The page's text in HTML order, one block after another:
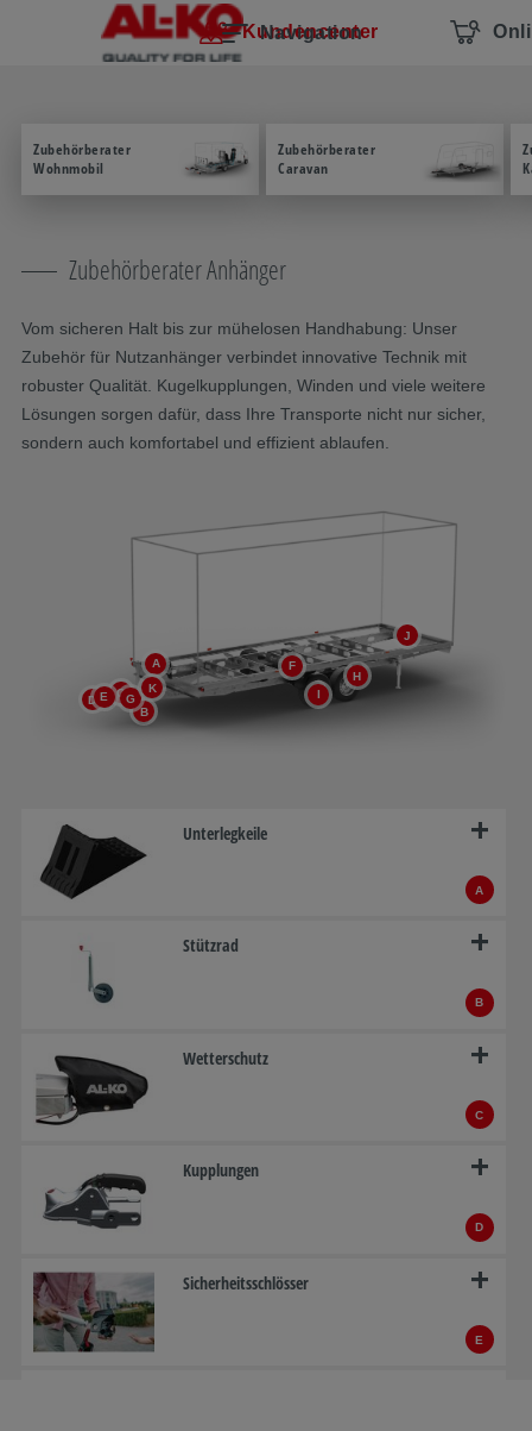
Navigation überspringen
Zum Hauptcontent
Zur Hauptnavigation springen
Inhaltsverzeichnis Navigation
Kundencenter
Zubehörberater
Wohnmobil
Zubehörberater
Caravan
Zubehörberater Anhänger
Vom sicheren Halt bis zur mühelosen Handhabung: Unser
Zubehör für Nutzanhänger verbindet innovative Technik mit
robuster Qualität. Kugelkupplungen, Winden und viele weitere
Lösungen sorgen dafür, dass Ihre Transporte nicht nur sicher,
sondern auch komfortabel und effizient ablaufen.
A
B
C
D E
F
G
H
J
K
Unterlegkeile
A
Stützrad
B
Wetterschutz
C
Kupplungen
D
Sicherheitsschlösser
E